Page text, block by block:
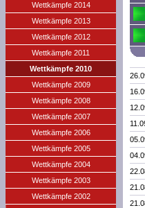
Wettkämpfe 2014
Wettkämpfe 2013
Wettkämpfe 2012
Wettkämpfe 2011
Wettkämpfe 2010
Wettkämpfe 2009
Wettkämpfe 2008
Wettkämpfe 2007
Wettkämpfe 2006
Wettkämpfe 2005
Wettkämpfe 2004
Wettkämpfe 2003
Wettkämpfe 2002